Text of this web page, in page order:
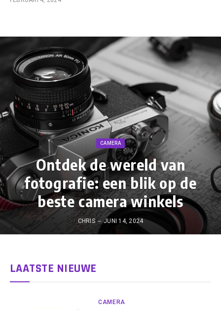
CAMERA
Ontdek de wereld van
fotografie: een blik op de
beste camera winkels
CHRIS JUNI 14, 2024
LAATSTE NIEUWE
CAMERA